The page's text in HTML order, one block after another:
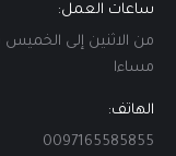
ساعات العمل:
مساءا
الهاتف:
0097165585855